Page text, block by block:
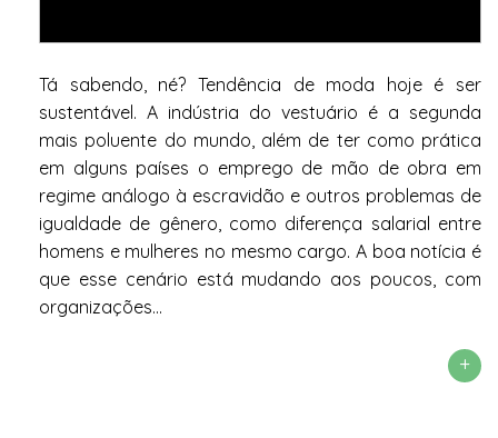
Tá sabendo, né? Tendência de moda hoje é ser
sustentável. A indústria do vestuário é a segunda
mais poluente do mundo, além de ter como prática
em alguns países o emprego de mão de obra em
regime análogo à escravidão e outros problemas de
igualdade de gênero, como diferença salarial entre
homens e mulheres no mesmo cargo. A boa notícia é
que esse cenário está mudando aos poucos, com
organizações...
+